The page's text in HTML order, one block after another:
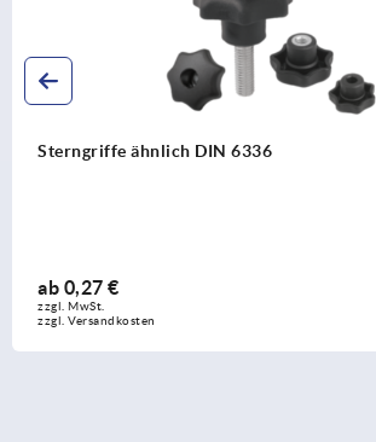
Sterngriffe ähnlich DIN 6336
ab 0,27 €
zzgl. MwSt.
zzgl. Versandkosten